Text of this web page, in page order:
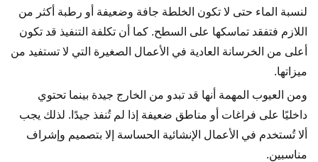
لنسبة الماء حتى لا تكون الخلطة جافة وضعيفة أو رطبة أكثر من
اللازم فتفقد تماسكها على السطح. كما أن تكلفة التنفيذ قد تكون
أعلى من الخرسانة العادية في الأعمال الصغيرة التي لا تستفيد من
ميزاتها.
ومن العيوب المهمة أنها قد تبدو من الخارج جيدة بينما تحتوي
داخليًا على فراغات أو مناطق ضعيفة إذا لم تُنفذ جيدًا. لذلك يجب
ألا تُستخدم في الأعمال الإنشائية الحساسة إلا بتصميم وإشراف
مناسبين.